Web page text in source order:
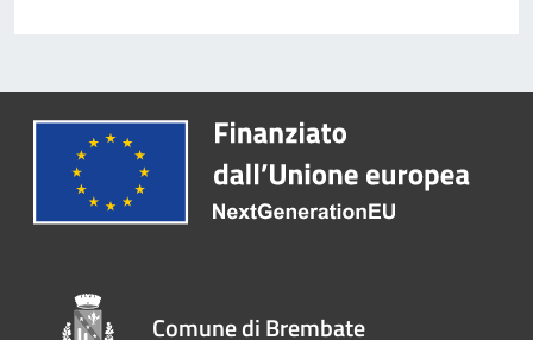
Comune di Brembate